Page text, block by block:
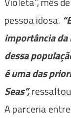
pessoa idosa.
importância da
dessa
é uma das
Seas”,
A parceria